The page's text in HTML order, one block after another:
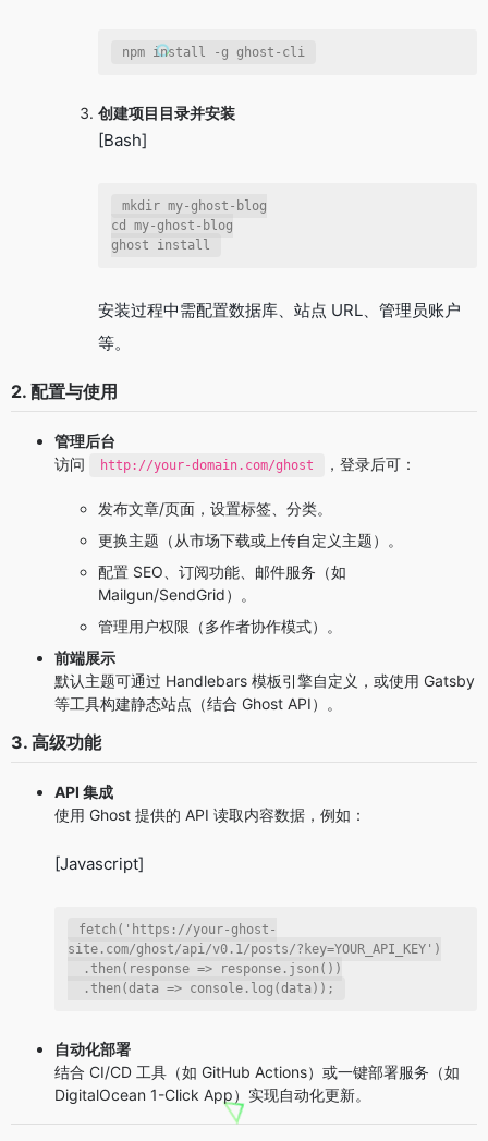
npm install -g ghost-cli
创建项目目录并安装
[Bash]
mkdir my-ghost-blog
cd my-ghost-blog
ghost install
安装过程中需配置数据库、站点 URL、管理员账户
等。
2. 配置与使用
管理后台
访问
http://your-domain.com/ghost ，登录后可：
发布文章/页面，设置标签、分类。
更换主题（从市场下载或上传自定义主题）。
配置 SEO、订阅功能、邮件服务（如
Mailgun/SendGrid）。
管理用户权限（多作者协作模式）。
前端展示
默认主题可通过 Handlebars 模板引擎自定义，或使用 Gatsby
等工具构建静态站点（结合 Ghost API）。
3. 高级功能
API 集成
使用 Ghost 提供的 API 读取内容数据，例如：
[Javascript]
fetch('https://your-ghost-
site.com/ghost/api/v0.1/posts/?key=YOUR_API_KEY')
  .then(
response => response.json())
  .then(
data => console.log(data));
自动化部署
结合 CI/CD 工具（如 GitHub Actions）或一键部署服务（如
DigitalOcean 1-Click App）实现自动化更新。